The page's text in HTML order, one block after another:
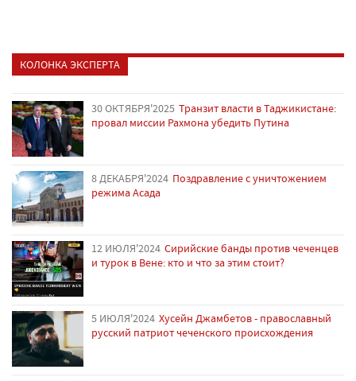
КОЛОНКА ЭКСПЕРТА
30 ОКТЯБРЯ'2025 Транзит власти в Таджикистане:
провал миссии Рахмона убедить Путина
8 ДЕКАБРЯ'2024 Поздравление с уничтожением
режима Асада
12 ИЮЛЯ'2024 Сирийские банды против чеченцев
и турок в Вене: кто и что за этим стоит?
5 ИЮЛЯ'2024 Хусейн Джамбетов - православный
русский патриот чеченского происхождения